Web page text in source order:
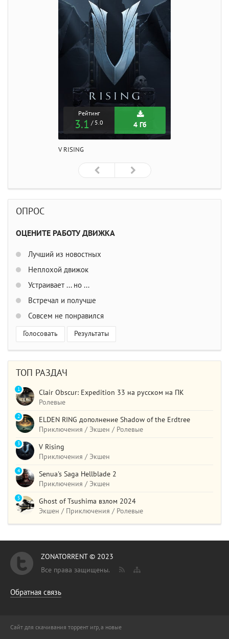
Рейтинг
3.1 / 5.0 4 Гб
V RISING
ОПРОС
ОЦЕНИТЕ РАБОТУ ДВИЖКА
Лучший из новостных
Неплохой движок
Устраивает ... но ...
Встречал и получше
Совсем не понравился
Голосовать Результаты
ТОП РАЗДАЧ
Clair Obscur: Expedition 33 на русском на ПК
Ролевые
1
ELDEN RING дополнение Shadow of the Erdtree
Приключения / Экшен / Ролевые
2
V Rising
Приключения / Экшен
3
Senua's Saga Hellblade 2
Приключения / Экшен
4
Ghost of Tsushima взлом 2024
Экшен / Приключения / Ролевые
5
ZONATORRENT © 2023
Все права защищены.
Обратная связь
Сайт для скачивания торрент игр, а новые